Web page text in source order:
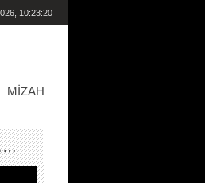
10:23:20
MIZAH